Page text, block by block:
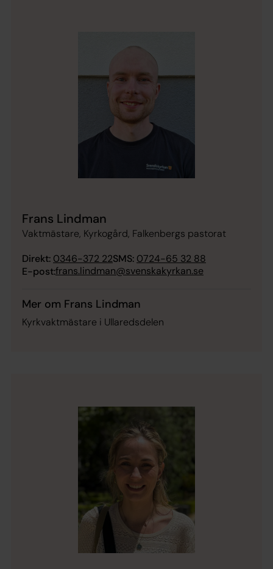
Frans Lindman
Vaktmästare, Kyrkogård, Falkenbergs pastorat
Direkt: 0346-372 22SMS: 0724-65 32 88
E-post:frans.lindman@svenskakyrkan.se
Mer om Frans Lindman
Kyrkvaktmästare i Ullaredsdelen